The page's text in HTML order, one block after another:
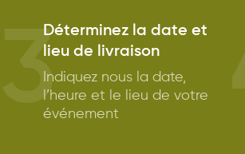
3
Déterminez la date et
lieu de livraison
Indiquez nous la date,
l’heure et le lieu de votre
événement